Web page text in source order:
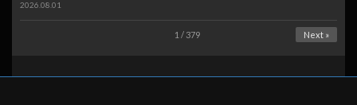
2026.08.01
1 / 379 Next »